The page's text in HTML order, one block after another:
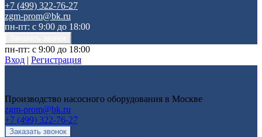
+7 (499) 322-76-27
zgm-prom@bk.ru
пн-пт: с 9:00 до 18:00
пн-пт: с 9:00 до 18:00
Вход | Регистрация
Производство насосного оборудования в Москве
zgm-prom@bk.ru
+7 (499) 322-76-27